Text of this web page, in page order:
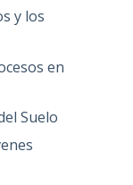
y los
en
Suelo